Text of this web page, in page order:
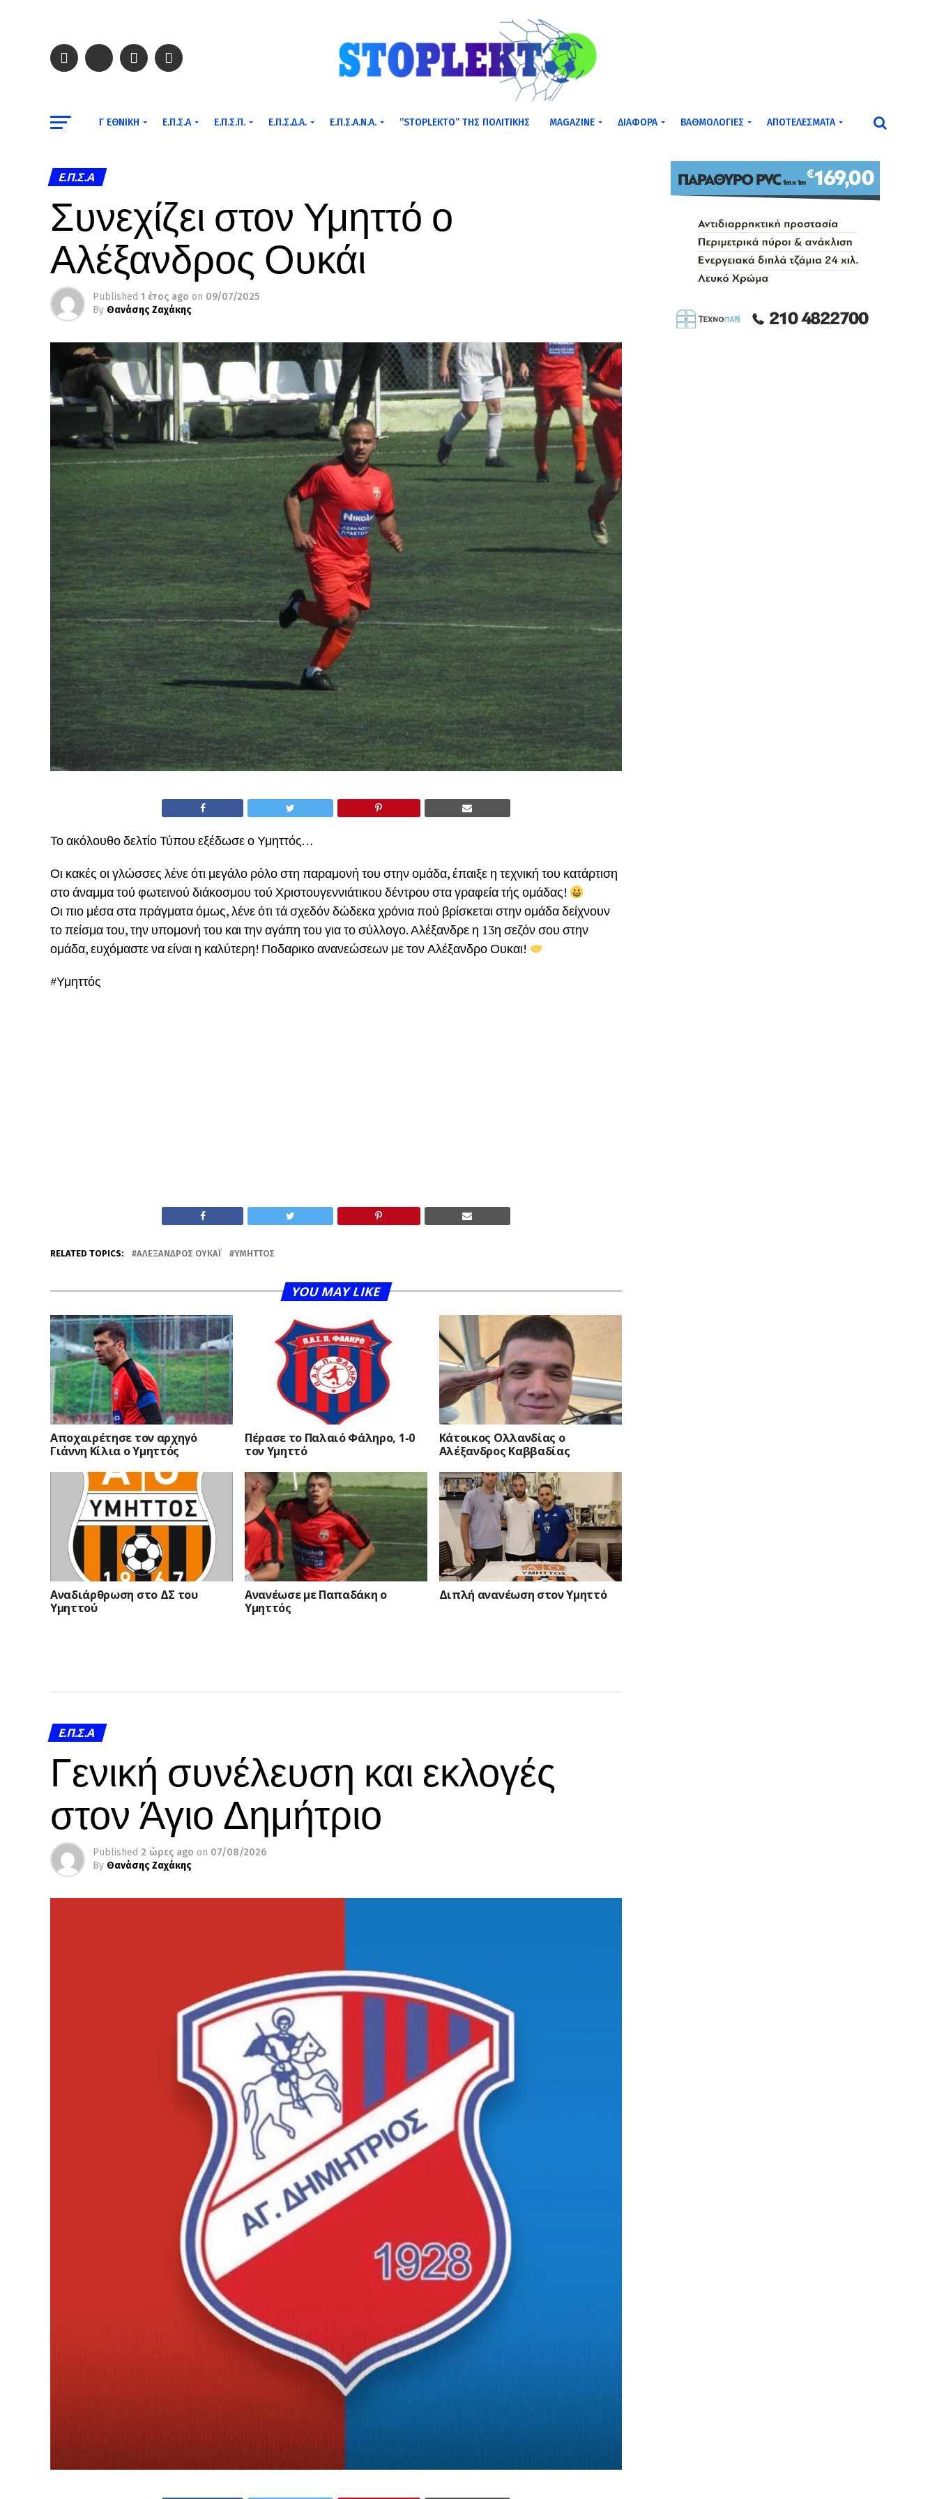
Γ ΕΘΝΙΚΉ Ε.Π.Σ.Α Ε.Π.Σ.Π. Ε.Π.Σ.Δ.Α. Ε.Π.Σ.Α.Ν.Α. ”STOPLEKTO” ΤΗΣ ΠΟΛΙΤΙΚΗΣ MAGAZINE ΔΙΆΦΟΡΑ ΒΑΘΜΟΛΟΓΊΕΣ ΑΠΟΤΕΛΈΣΜΑΤΑ
Ε.Π.Σ.Α
Συνεχίζει στον Υμηττό ο
Αλέξανδρος Ουκάι
Published 1 έτος ago on 09/07/2025
By Θανάσης Ζαχάκης
Το ακόλουθο δελτίο Τύπου εξέδωσε ο Υμηττός…
Οι κακές οι γλώσσες λένε ότι μεγάλο ρόλο στη παραμονή του στην ομάδα, έπαιξε η τεχνική του κατάρτιση
στο άναμμα τού φωτεινού διάκοσμου τού Χριστουγεννιάτικου δέντρου στα γραφεία τής ομάδας!
Οι πιο μέσα στα πράγματα όμως, λένε ότι τά σχεδόν δώδεκα χρόνια πού βρίσκεται στην ομάδα δείχνουν
το πείσμα του, την υπομονή του και την αγάπη του για το σύλλογο. Αλέξανδρε η 13η σεζόν σου στην
ομάδα, ευχόμαστε να είναι η καλύτερη! Ποδαρικο ανανεώσεων με τον Αλέξανδρο Ουκαι!
#Υμηττός
RELATED TOPICS: ΑΛΈΞΑΝΔΡΟΣ ΟΥΚΆΙ ΥΜΗΤΤΌΣ
YOU MAY LIKE
Αποχαιρέτησε τον αρχηγό
Γιάννη Κίλια ο Υμηττός
Πέρασε το Παλαιό Φάληρο, 1-0
τον Υμηττό
Κάτοικος Ολλανδίας ο
Αλέξανδρος Καββαδίας
Αναδιάρθρωση στο ΔΣ του
Υμηττού
Ανανέωσε με Παπαδάκη ο
Υμηττός
Διπλή ανανέωση στον Υμηττό
Ε.Π.Σ.Α
Γενική συνέλευση και εκλογές
στον Άγιο Δημήτριο
Published 2 ώρες ago on 07/08/2026
By Θανάσης Ζαχάκης